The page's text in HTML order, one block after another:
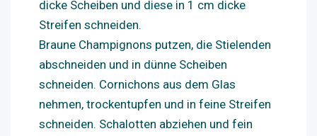
dicke Scheiben und diese in 1 cm dicke
Streifen schneiden.
Braune Champignons putzen, die Stielenden
abschneiden und in dünne Scheiben
schneiden. Cornichons aus dem Glas
nehmen, trockentupfen und in feine Streifen
schneiden. Schalotten abziehen und fein